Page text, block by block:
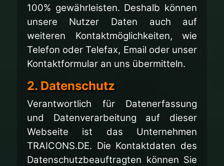
100% gewährleisten. Deshalb können
unsere Nutzer Daten auch auf
weiteren Kontaktmöglichkeiten, wie
Telefon oder Telefax, Email oder unser
Kontaktformular an uns übermitteln.
2. Datenschutz
Verantwortlich für Datenerfassung
und Datenverarbeitung auf dieser
Webseite ist das Unternehmen
TRAICONS.DE. Die Kontaktdaten des
Datenschutzbeauftragten können Sie